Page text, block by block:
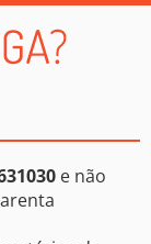
e não